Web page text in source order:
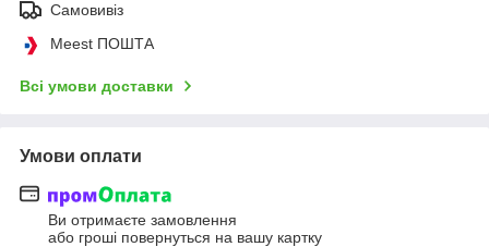
Самовивіз
Meest ПОШТА
Всі умови доставки
Умови оплати
Ви отримаєте замовлення
або гроші повернуться на вашу картку